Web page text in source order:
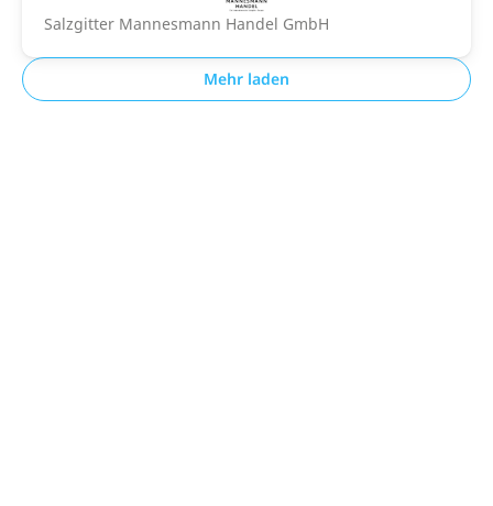
Salzgitter Mannesmann Handel GmbH
Mehr laden